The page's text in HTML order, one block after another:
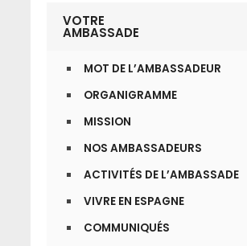
VOTRE
AMBASSADE
MOT DE L’AMBASSADEUR
ORGANIGRAMME
MISSION
NOS AMBASSADEURS
ACTIVITÉS DE L’AMBASSADE
VIVRE EN ESPAGNE
COMMUNIQUÉS